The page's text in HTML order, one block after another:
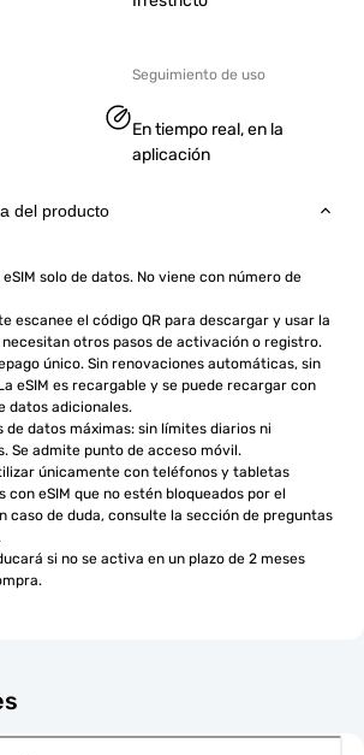
Seguimiento de uso
En tiempo real, en la
aplicación
del producto
eSIM solo de datos. No viene con número de
escanee el código QR para descargar y usar la
necesitan otros pasos de activación o registro.
único. Sin renovaciones automáticas, sin
eSIM es recargable y se puede recargar con
datos adicionales.
de datos máximas: sin límites diarios ni
Se admite punto de acceso móvil.
únicamente con teléfonos y tabletas
con eSIM que no estén bloqueados por el
caso de duda, consulte la sección de preguntas
si no se activa en un plazo de 2 meses